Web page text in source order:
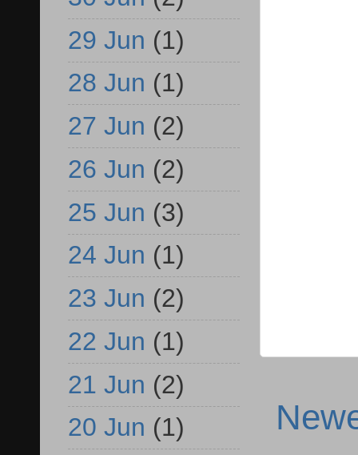
29 Jun (1)
28 Jun (1)
27 Jun (2)
26 Jun (2)
25 Jun (3)
24 Jun (1)
23 Jun (2)
22 Jun (1)
21 Jun (2)
20 Jun (1)